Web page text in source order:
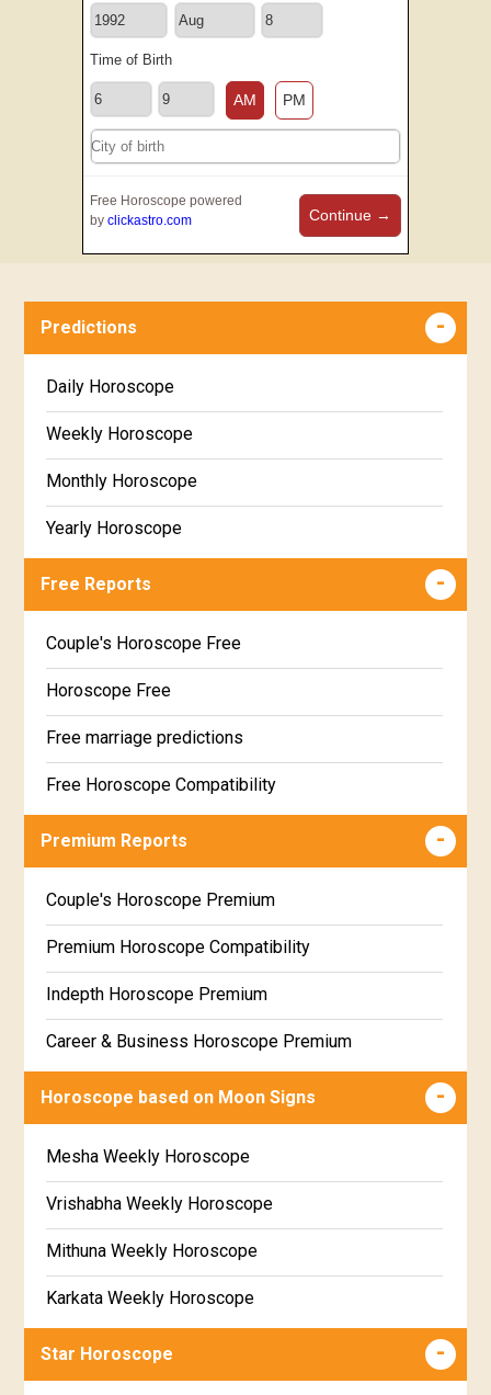
Time of Birth
AM PM
Free Horoscope powered
by clickastro.com Continue →
Predictions
Daily Horoscope
Weekly Horoscope
Monthly Horoscope
Yearly Horoscope
Free Reports
Couple's Horoscope Free
Horoscope Free
Free marriage predictions
Free Horoscope Compatibility
Career & Business Horoscope Free
Free Daily Rashiphal
Free Weekly Rashifal
Free Star Horoscope
Free panchanga Predictions
Free Chinese Horoscope
Free Personal Horoscope
Free Chinese Compatibility
Free Numerology Report
Free Feng Shui
Premium Reports
Couple's Horoscope Premium
Premium Horoscope Compatibility
Indepth Horoscope Premium
Career & Business Horoscope Premium
Numerology Premium Report
Premium Gem Recommendation Report
Premium Ugadi Prediction
Premium Yoga Predictions
Premium Super Horoscope
Horoscope based on Moon Signs
Mesha Weekly Horoscope
Vrishabha Weekly Horoscope
Mithuna Weekly Horoscope
Karkata Weekly Horoscope
Simha Weekly Horoscope
Star Horoscope